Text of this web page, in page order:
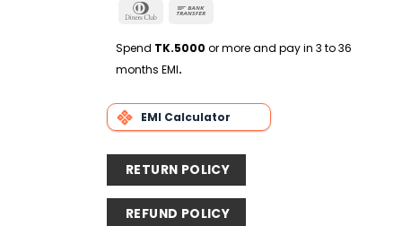
Delivery
Dinners
Spend TK.5000 or more and pay in 3 to 36
months EMI.
EMI Calculator
RETURN POLICY
REFUND POLICY